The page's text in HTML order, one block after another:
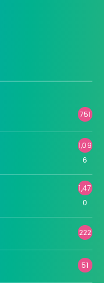
751
1,09
6
1,47
0
222
51